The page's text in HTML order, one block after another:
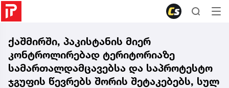
ქაშმირში, პაკისტანის მიერ
კონტროლირებად ტერიტორიაზე
სამართალდამცავებსა და საპროტესტო
ჯგუფის წევრებს შორის შეტაკებებს, სულ